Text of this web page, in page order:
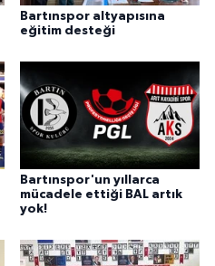
Bartınspor altyapısına
eğitim desteği
Bartınspor'un yıllarca
mücadele ettiği BAL artık
yok!